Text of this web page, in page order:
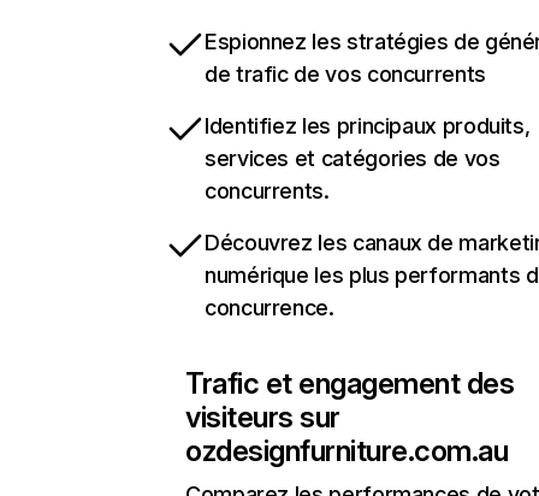
Espionnez les stratégies de
de trafic de vos concurrents
Identifiez les principaux produits,
services et catégories de vos
concurrents.
Découvrez les canaux de
numérique les plus performants
concurrence.
Trafic et engagement des
visiteurs sur
ozdesignfurniture.com.au